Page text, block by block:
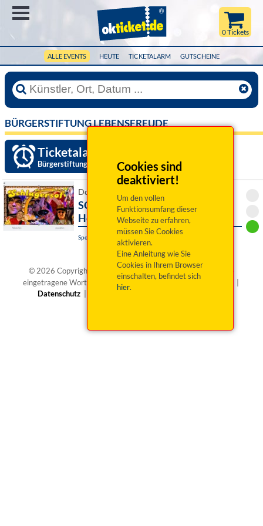
ALLE EVENTS HEUTE TICKETALARM GUTSCHEINE
0 Tickets
Cookies sind
deaktiviert!
Um den vollen
Funktionsumfang dieser
Webseite zu erfahren,
müssen Sie Cookies
aktivieren.
Eine Anleitung wie Sie
Cookies in Ihrem Browser
einschalten, befindet sich
hier.
BÜRGERSTIFTUNG LEBENSFREUDE
Ticketalarm einrichten »
Bürgerstiftung Lebensfreude
Do 29. Juli 2027 19:30 Uhr
SCHLAGERSOFA - Hitparade der
Herzen
Speichersdorf, Sportarena
© 2026 Copyright okticket.de GmbH | okticket.de
ist eine
eingetragene Wortmarke von okticket.de GmbH |
Datenschutz